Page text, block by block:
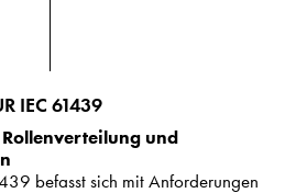
IEC 61439
und
befasst sich mit Anforderungen